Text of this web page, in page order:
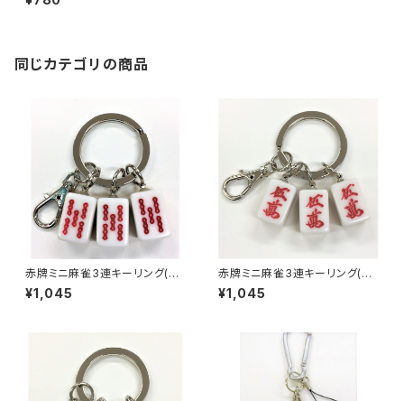
同じカテゴリの商品
赤牌ミニ麻雀3連キーリング(赤
ウーソー アンコ）
¥1,045
赤牌ミニ麻雀3連キーリング(赤
ウーマン アンコ）
¥1,045